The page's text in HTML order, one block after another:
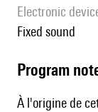
Electronic
fixed sound
Program
À l'origine de